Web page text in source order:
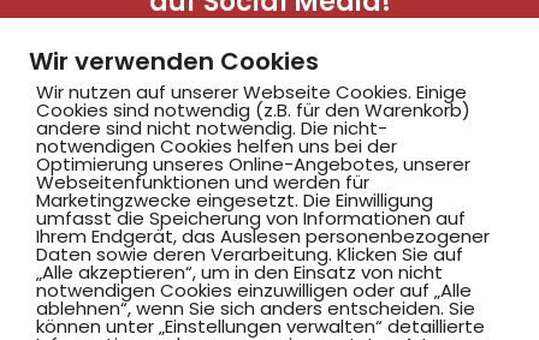
Hammer SportClub 2008
Am Südbad 9,
59069 Hamm
Wir verwenden Cookies
Wir nutzen auf unserer Webseite Cookies. Einige
Cookies sind notwendig (z.B. für den Warenkorb)
andere sind nicht notwendig. Die nicht-
notwendigen Cookies helfen uns bei der
Optimierung unseres Online-Angebotes, unserer
Webseitenfunktionen und werden für
Marketingzwecke eingesetzt. Die Einwilligung
umfasst die Speicherung von Informationen auf
Ihrem Endgerät, das Auslesen personenbezogener
Daten sowie deren Verarbeitung. Klicken Sie auf
„Alle akzeptieren“, um in den Einsatz von nicht
notwendigen Cookies einzuwilligen oder auf „Alle
ablehnen“, wenn Sie sich anders entscheiden. Sie
können unter „Einstellungen verwalten“ detaillierte